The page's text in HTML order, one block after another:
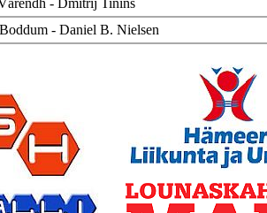
- Dmitrij Tinins
- Daniel B. Nielsen